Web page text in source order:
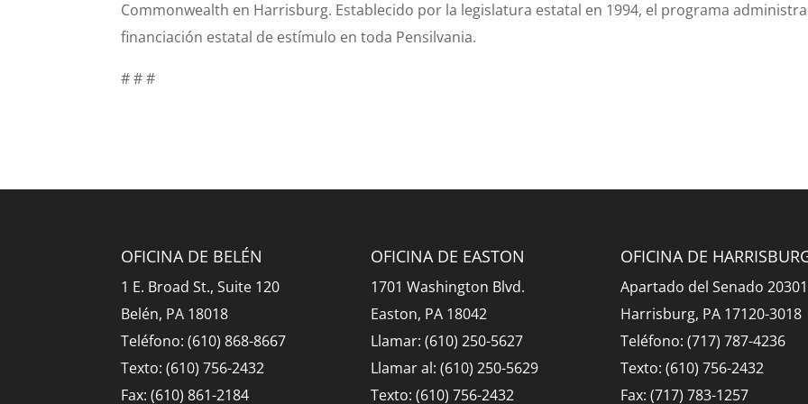
Commonwealth en Harrisburg. Establecido por la legislatura estatal en 1994, el programa
financiación estatal de estímulo en toda Pensilvania.
# # #
OFICINA DE BELÉN
1 E. Broad St., Suite 120
Belén, PA 18018
Teléfono: (610) 868-8667
Texto: (610) 756-2432
Fax: (610) 861-2184
OFICINA DE EASTON
1701 Washington Blvd.
Easton, PA 18042
Llamar: (610) 250-5627
Llamar al: (610) 250-5629
Texto: (610) 756-2432
OFICINA DE
Apartado del Senado
Harrisburg, PA 17120-3018
Teléfono: (717) 787-4236
Texto: (610) 756-2432
Fax: (717) 783-1257